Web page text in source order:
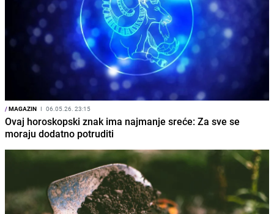
/MAGAZIN I 06.05.26. 23:15
Ovaj horoskopski znak ima najmanje sreće: Za sve se
moraju dodatno potruditi